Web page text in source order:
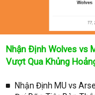
Nhận Định Wolves vs
Vượt Qua Khủng
Nhận Định MU vs